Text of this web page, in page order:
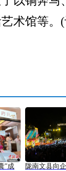
术馆等。
”成
陇南文县向